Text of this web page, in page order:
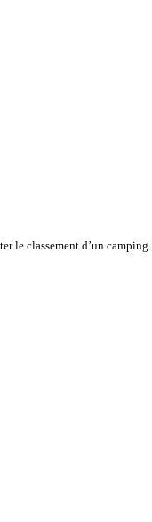
le classement d’un camping.